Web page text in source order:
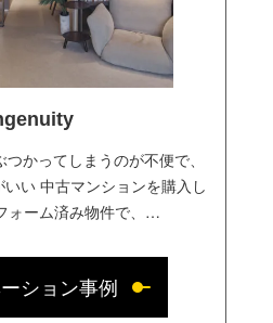
かってしまうのが不便で、
い 中古マンションを購入し
ォーム済み物件で、…
ション事例